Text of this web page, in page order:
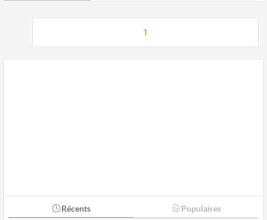
1
Récents Populaires